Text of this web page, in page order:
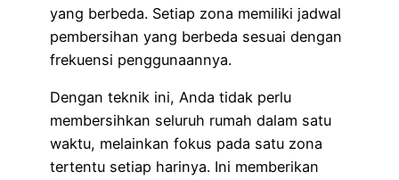
yang berbeda. Setiap zona memiliki jadwal
pembersihan yang berbeda sesuai dengan
frekuensi penggunaannya.
Dengan teknik ini, Anda tidak perlu
membersihkan seluruh rumah dalam satu
waktu, melainkan fokus pada satu zona
tertentu setiap harinya. Ini memberikan